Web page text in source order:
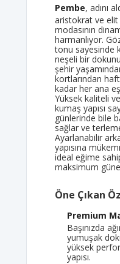
Pembe, adını
aristokrat ve
modasının
harmanlıyor.
tonu sayesinde
neşeli bir
şehir
kortlarından
kadar her ana
Yüksek kaliteli
kumaş yapısı
günlerinde bile
sağlar ve
Ayarlanabilir
yapısına
ideal eğime
maksimum
Öne Çıkan
Premium
Başınızda
yumuşak
yüksek
yapısı.